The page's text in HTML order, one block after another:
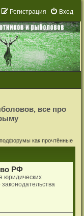
Вход
Регистрация
все про
как прочтённые
РФ
юридических